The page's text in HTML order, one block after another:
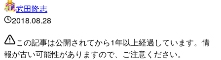
武田隆志
2018.08.28
この記事は公開されてから1年以上経過しています。情
報が古い可能性がありますので、ご注意ください。